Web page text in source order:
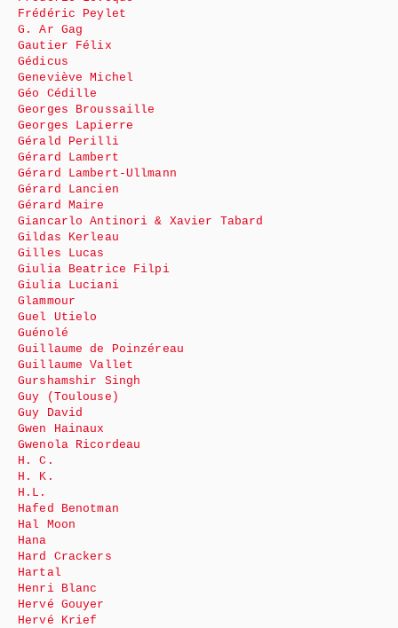
Frédéric Peylet
G. Ar Gag
Gautier Félix
Gédicus
Geneviève Michel
Géo Cédille
Georges Broussaille
Georges Lapierre
Gérald Perilli
Gérard Lambert
Gérard Lambert-Ullmann
Gérard Lancien
Gérard Maire
Giancarlo Antinori & Xavier Tabard
Gildas Kerleau
Gilles Lucas
Giulia Beatrice Filpi
Giulia Luciani
Glammour
Guel Utielo
Guénolé
Guillaume de Poinzéreau
Guillaume Vallet
Gurshamshir Singh
Guy (Toulouse)
Guy David
Gwen Hainaux
Gwenola Ricordeau
H. C.
H. K.
H.L.
Hafed Benotman
Hal Moon
Hana
Hard Crackers
Hartal
Henri Blanc
Hervé Gouyer
Hervé Krief